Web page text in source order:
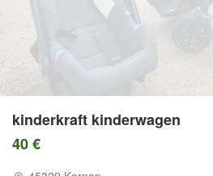
kinderkraft kinderwagen
40 €